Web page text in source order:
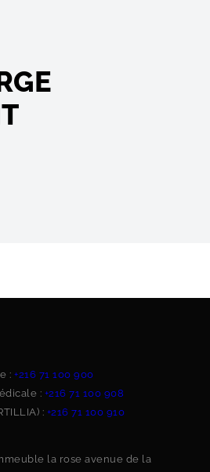
:+216 71 100 900
: +216 71 100 908
: +216 71 100 910
la rose avenue de la